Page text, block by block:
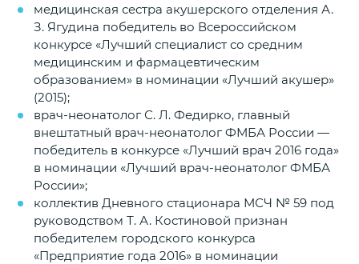
медицинская сестра акушерского отделения А.
З. Ягудина победитель во Всероссийском
конкурсе «Лучший специалист со средним
медицинским и фармацевтическим
образованием» в номинации «Лучший акушер»
(2015);
врач-неонатолог С. Л. Федирко, главный
внештатный врач-неонатолог ФМБА России —
победитель в конкурсе «Лучший врач 2016 года»
в номинации «Лучший врач-неонатолог ФМБА
России»;
коллектив Дневного стационара МСЧ № 59 под
руководством Т. А. Костиновой признан
победителем городского конкурса
«Предприятие года 2016» в номинации